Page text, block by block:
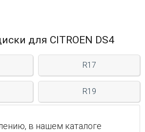
для CITROEN DS4
R17
R19
в нашем каталоге